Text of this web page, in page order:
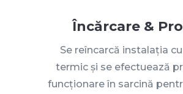
Încărcare &
Se reîncarcă instalația
termic și se efectuează
funcționare în sarcină